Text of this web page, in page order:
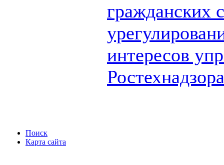
гражданских
интересов
Ростехнадзора
Поиск
Карта сайта